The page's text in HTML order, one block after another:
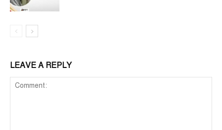
LEAVE A REPLY